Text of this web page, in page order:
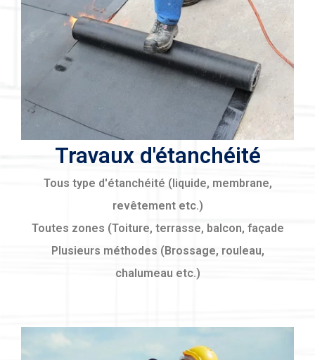
Travaux d'étanchéité
Tous type d'étanchéité (liquide, membrane,
revêtement etc.)
Toutes zones (Toiture, terrasse, balcon, façade
Plusieurs méthodes (Brossage, rouleau,
chalumeau etc.)